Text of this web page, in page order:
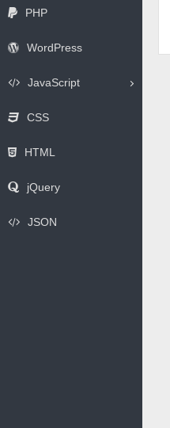
PHP
WordPress
JavaScript
CSS
HTML
jQuery
JSON